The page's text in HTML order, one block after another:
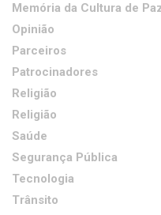
Memória da Cultura de
Opinião
Parceiros
Patrocinadores
Religião
Religião
Saúde
Segurança Pública
Tecnologia
Trânsito